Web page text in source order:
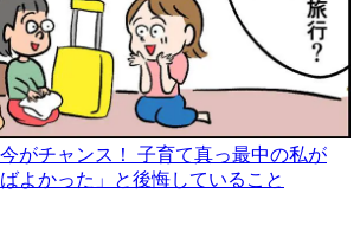
がチャンス！ 子育て真っ最中の私が
ばよかった」と後悔していること